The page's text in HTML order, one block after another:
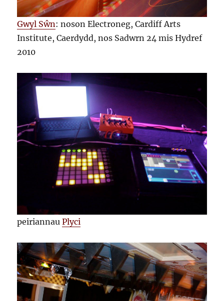
Gwyl Sŵn: noson Electroneg, Cardiff Arts
Institute, Caerdydd, nos Sadwrn 24 mis Hydref
2010
peiriannauPlyci